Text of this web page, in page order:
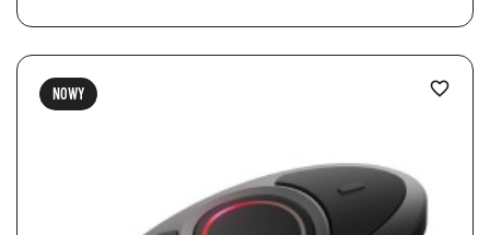
NOWY favorite_border